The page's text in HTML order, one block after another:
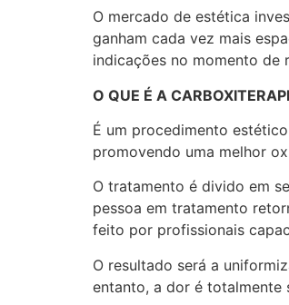
O mercado de estética
ganham cada vez mais
indicações no momento de
O QUE É A
É um procedimento
promovendo uma melhor
O tratamento é divido em
pessoa em tratamento
feito por profissionais
O resultado será a
entanto, a dor é totalmente